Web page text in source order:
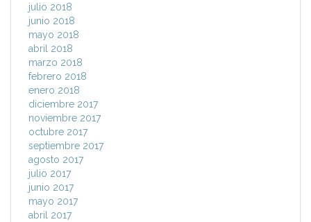
julio 2018
junio 2018
mayo 2018
abril 2018
marzo 2018
febrero 2018
enero 2018
diciembre 2017
noviembre 2017
octubre 2017
septiembre 2017
agosto 2017
julio 2017
junio 2017
mayo 2017
abril 2017